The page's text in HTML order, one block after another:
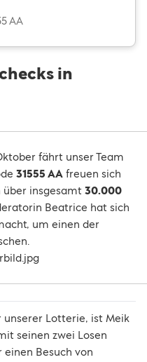
AA
in
fährt unser Team
31555 AA freuen sich
über insgesamt 30.000
Beatrice hat sich
um einen der
unserer Lotterie, ist Meik
seinen zwei Losen
Besuch von